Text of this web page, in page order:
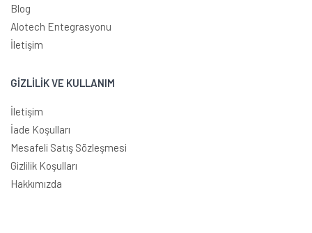
Blog
Alotech Entegrasyonu
İletişim
GİZLİLİK VE KULLANIM
İletişim
İade Koşulları
Mesafeli Satış Sözleşmesi
Gizlilik Koşulları
Hakkımızda